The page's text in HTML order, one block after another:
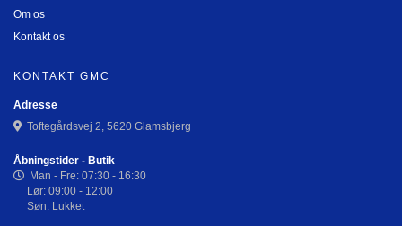
Om os
Kontakt os
KONTAKT GMC
Adresse
Toftegårdsvej 2, 5620 Glamsbjerg
Åbningstider - Butik
Man - Fre: 07:30 - 16:30
Lør: 09:00 - 12:00
Søn: Lukket